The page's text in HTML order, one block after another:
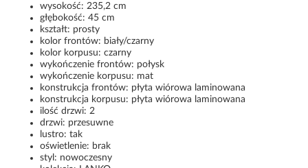
wysokość: 235,2 cm
głębokość: 45 cm
kształt: prosty
kolor frontów: biały/czarny
kolor korpusu: czarny
wykończenie frontów: połysk
wykończenie korpusu: mat
konstrukcja frontów: płyta wiórowa laminowana
konstrukcja korpusu: płyta wiórowa laminowana
ilość drzwi: 2
drzwi: przesuwne
lustro: tak
oświetlenie: brak
styl: nowoczesny